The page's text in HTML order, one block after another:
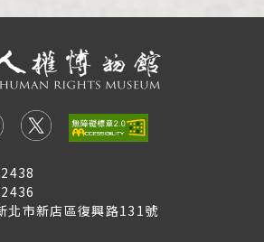
北市新店區復興路131號